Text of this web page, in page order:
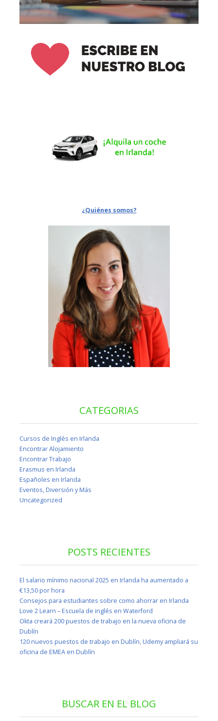
¿Quiénes somos?
CATEGORIAS
Cursos de Inglés en Irlanda
Encontrar Alojamiento
Encontrar Trabajo
Erasmus en Irlanda
Españoles en Irlanda
Eventos, Diversión y Más
Uncategorized
POSTS RECIENTES
El salario mínimo nacional 2025 en Irlanda ha aumentado a
€13,50 por hora
Consejos para estudiantes sobre como ahorrar en Irlanda
Love 2 Learn – Escuela de inglés en Waterford
Okta creará 200 puestos de trabajo en la nueva oficina de
Dublín
120 nuevos puestos de trabajo en Dublín, Udemy ampliará su
oficina de EMEA en Dublín
BUSCAR EN EL BLOG